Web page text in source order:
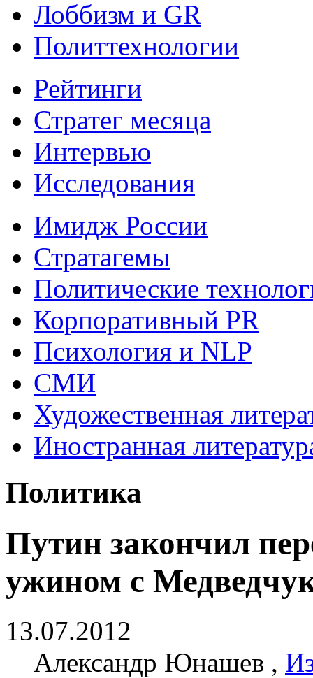
Лоббизм и GR
Политтехнологии
Рейтинги
Стратег месяца
Интервью
Исследования
Имидж России
Стратагемы
Политические
Корпоративный PR
Психология и NLP
СМИ
Художественная
Иностранная
Политика
Путин закончил
ужином с
13.07.2012
Александр Юнашев ,